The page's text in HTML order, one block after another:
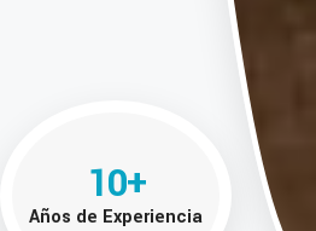
Años de Experiencia
10+